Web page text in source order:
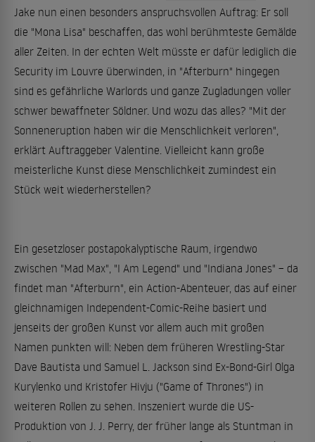
Jake nun einen besonders anspruchsvollen Auftrag: Er soll
die "Mona Lisa" beschaffen, das wohl berühmteste Gemälde
aller Zeiten. In der echten Welt müsste er dafür lediglich die
Security im Louvre überwinden, in "Afterburn" hingegen
sind es gefährliche Warlords und ganze Zugladungen voller
schwer bewaffneter Söldner. Und wozu das alles? "Mit der
Sonneneruption haben wir die Menschlichkeit verloren",
erklärt Auftraggeber Valentine. Vielleicht kann große
meisterliche Kunst diese Menschlichkeit zumindest ein
Stück weit wiederherstellen?
Ein gesetzloser postapokalyptische Raum, irgendwo
zwischen "Mad Max", "I Am Legend" und "Indiana Jones" – da
findet man "Afterburn", ein Action-Abenteuer, das auf einer
gleichnamigen Independent-Comic-Reihe basiert und
jenseits der großen Kunst vor allem auch mit großen
Namen punkten will: Neben dem früheren Wrestling-Star
Dave Bautista und Samuel L. Jackson sind Ex-Bond-Girl Olga
Kurylenko und Kristofer Hivju ("Game of Thrones") in
weiteren Rollen zu sehen. Inszeniert wurde die US-
Produktion von J. J. Perry, der früher lange als Stuntman in